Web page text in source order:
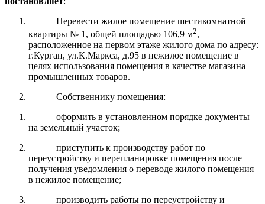
Перевести жилое помещение шестикомнатной
квартиры № 1, общей площадью 106,9 м2,
расположенное на первом этаже жилого дома по адресу:
г.Курган, ул.К.Маркса, д.95 в нежилое помещение в
целях использования помещения в качестве магазина
промышленных товаров.
Собственнику помещения:
оформить в установленном порядке документы
на земельный участок;
приступить к производству работ по
переустройству и перепланировке помещения после
получения уведомления о переводе жилого помещения
в нежилое помещение;
производить работы по переустройству и